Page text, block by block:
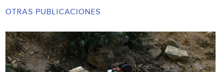
OTRAS PUBLICACIONES